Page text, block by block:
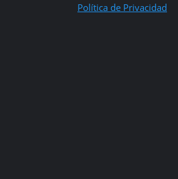
Política de Privacidad